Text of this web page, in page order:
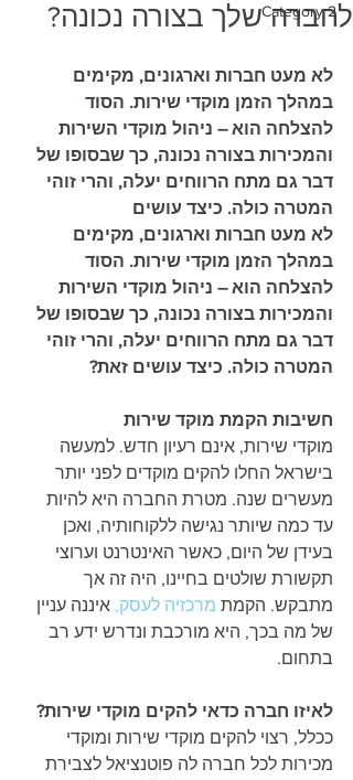
Category 2
לחברה שלך בצורה נכונה?
לא מעט חברות וארגונים, מקימים
במהלך הזמן מוקדי שירות. הסוד
להצלחה הוא – ניהול מוקדי השירות
והמכירות בצורה נכונה, כך שבסופו של
דבר גם מתח הרווחים יעלה, והרי זוהי
המטרה כולה. כיצד עושים
לא מעט חברות וארגונים, מקימים
במהלך הזמן מוקדי שירות. הסוד
להצלחה הוא – ניהול מוקדי השירות
והמכירות בצורה נכונה, כך שבסופו של
דבר גם מתח הרווחים יעלה, והרי זוהי
המטרה כולה. כיצד עושים זאת?
חשיבות הקמת מוקד שירות
מוקדי שירות, אינם רעיון חדש. למעשה
בישראל החלו להקים מוקדים לפני יותר
מעשרים שנה. מטרת החברה היא להיות
עד כמה שיותר נגישה ללקוחותיה, ואכן
בעידן של היום, כאשר האינטרנט וערוצי
תקשורת שולטים בחיינו, היה זה אך
מתבקש. הקמת מרכזיה לעסק, איננה עניין
של מה בכך, היא מורכבת ונדרש ידע רב
בתחום.
לאיזו חברה כדאי להקים מוקדי שירות?
ככלל, רצוי להקים מוקדי שירות ומוקדי
מכירות לכל חברה לה פוטנציאל לצבירת